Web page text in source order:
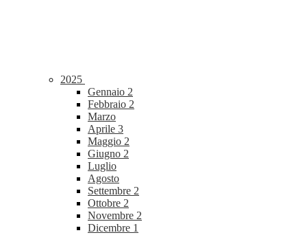
2025
Gennaio 2
Febbraio 2
Marzo
Aprile 3
Maggio 2
Giugno 2
Luglio
Agosto
Settembre 2
Ottobre 2
Novembre 2
Dicembre 1